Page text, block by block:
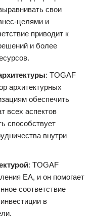
свои
целями и
приводит к
и более
: TOGAF
архитектурных
обеспечить
всех аспектов
способствует
внутри
: TOGAF
EA, и он помогает
соответствие
в